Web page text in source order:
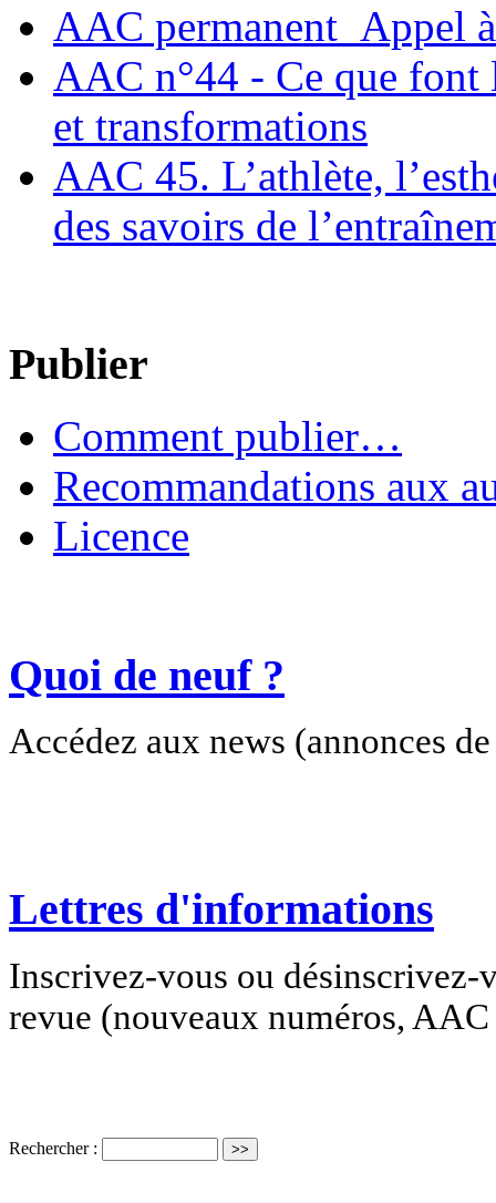
AAC permanent_Appel
AAC n°44 - Ce que font
et transformations
AAC 45. L’athlète,
des savoirs de
Publier
Comment publier…
Recommandations aux
Licence
Quoi de neuf ?
Accédez aux news (annonces
Lettres d'informations
Inscrivez-vous ou
revue (nouveaux numéros,
Rechercher :